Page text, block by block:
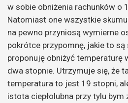
w sobie obniżenia rachunków o
Natomiast one wszystkie
na pewno przyniosą wymierne
pokrótce przypomnę, jakie to
proponuję obniżyć temperaturę
dwa stopnie. Utrzymuje się, że
temperatura to jest 19 stopni,
istota ciepłolubna przy tylu bym